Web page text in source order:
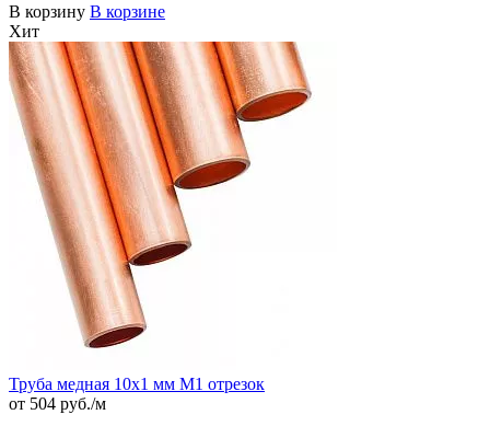
В корзину В корзине
Хит
Труба медная 10х1 мм М1 отрезок
от 504 руб./м